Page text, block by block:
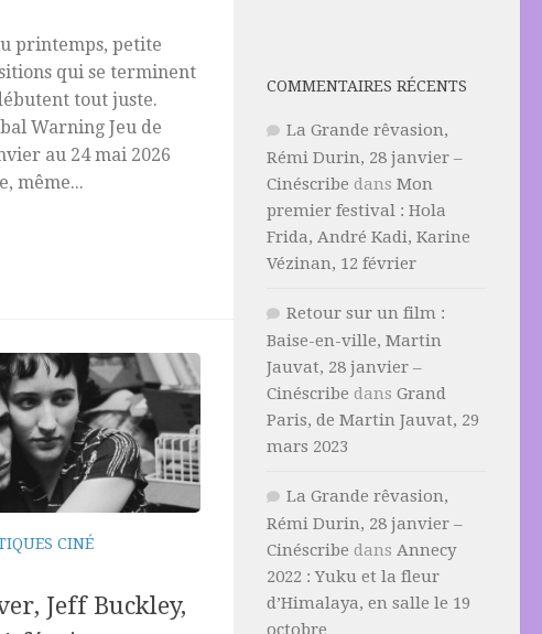
printemps, petite
qui se terminent
tout juste.
Warning Jeu de
au 24 mai 2026
même...
CINÉ
Jeff Buckley,
COMMENTAIRES RÉCENTS
La Grande rêvasion,
Rémi Durin, 28 janvier –
Cinéscribe dans Mon
premier festival : Hola
Frida, André Kadi, Karine
Vézinan, 12 février
Retour sur un film :
Baise-en-ville, Martin
Jauvat, 28 janvier –
Cinéscribe dans Grand
Paris, de Martin Jauvat, 29
mars 2023
La Grande rêvasion,
Rémi Durin, 28 janvier –
Cinéscribe dans Annecy
2022 : Yuku et la fleur
d’Himalaya, en salle le 19
octobre